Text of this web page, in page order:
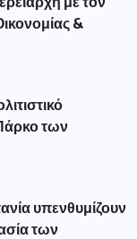
&
των
υπενθυμίζουν
των